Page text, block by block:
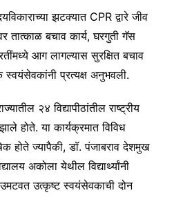
झटक्यात CPR द्वारे जीव
तात्काळ बचाव कार्य, घरगुती गॅस
आग लागल्यास सुरक्षित बचाव
स्वयंसेवकांनी प्रत्यक्ष अनुभवली.
२४ विद्यापीठांतील राष्ट्रीय
होते. या कार्यक्रमात विविध
होते ज्यापैकी, डॉ. पंजाबराव देशमुख
अकोला येथील विद्यार्थ्यांनी
उत्कृष्ट स्वयंसेवकाची दोन